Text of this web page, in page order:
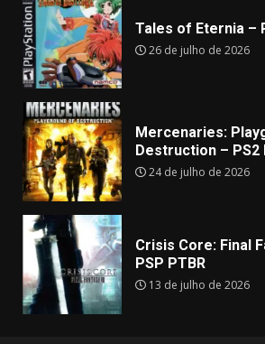
Tales of Eternia –
26 de julho de 2026
Mercenaries:
Destruction – PS2
24 de julho de 2026
Crisis Core: Final
PSP PTBR
13 de julho de 2026